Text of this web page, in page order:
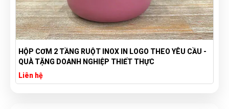
HỘP CƠM 2 TẦNG RUỘT INOX IN LOGO THEO YÊU CẦU -
QUÀ TẶNG DOANH NGHIỆP THIẾT THỰC
Liên hệ